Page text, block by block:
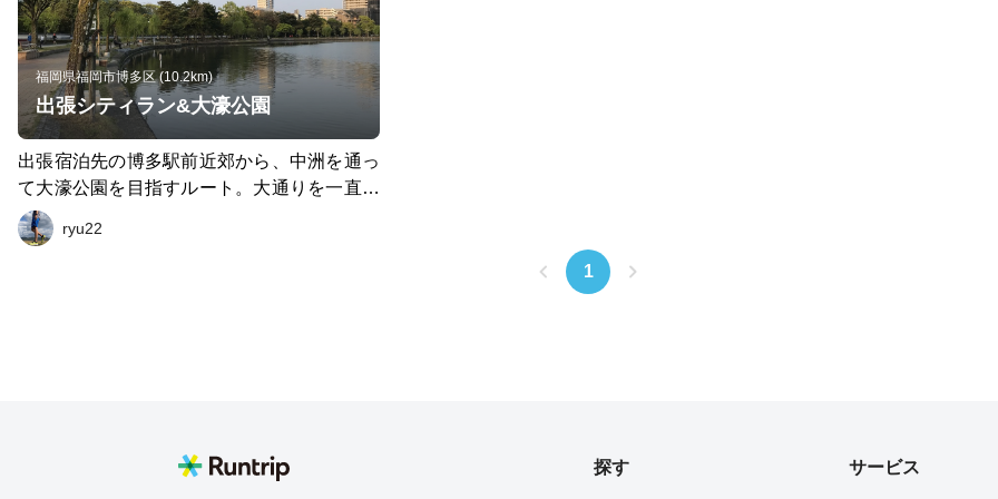
福岡県福岡市博多区 (10.2km)
出張シティラン&大濠公園
出張宿泊先の博多駅前近郊から、中洲を通っ
て大濠公園を目指すルート。大通りを一直線
なので、気楽に走れました。
ryu22
1
探す サービス